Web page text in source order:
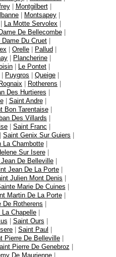
| Montgilbert|
| Montsapey |
| La Motte Servolex |
De Bellecombe|
Dame Du Cruet |
| Orelle | Pallud |
| Plancherine |
| Le Pontet |
| Puygros | Queige |
| Rotherens |
Des Hurtieres |
| Saint Andre|
Bon Tarentaise|
Des Villards |
| Saint Franc |
| Saint Genix Sur Guiers |
La Chambotte|
Sur Isere|
De Belleville |
Jean De La Porte |
Julien Mont Denis |
Marie De Cuines |
Martin De La Porte|
De Rotherens |
Chapelle |
| Saint Ours |
| Saint Paul |
Pierre De Belleville |
Pierre De Genebroz |
De Maurienne|